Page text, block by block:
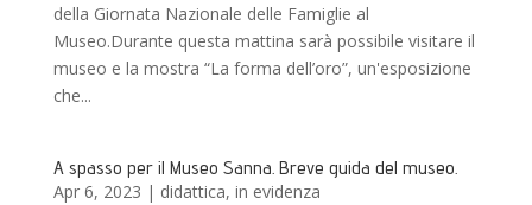
della Giornata Nazionale delle Famiglie al
Museo.Durante questa mattina sarà possibile visitare il
museo e la mostra “La forma dell’oro”, un'esposizione
che...
A spasso per il Museo Sanna. Breve guida del museo.
Apr 6, 2023 | didattica, in evidenza